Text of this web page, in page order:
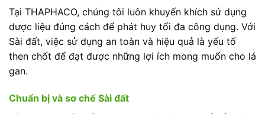
Tại THAPHACO, chúng tôi luôn khuyến khích sử dụng
dược liệu đúng cách để phát huy tối đa công dụng. Với
Sài đất, việc sử dụng an toàn và hiệu quả là yếu tố
then chốt để đạt được những lợi ích mong muốn cho lá
gan.
Chuẩn bị và sơ chế Sài đất